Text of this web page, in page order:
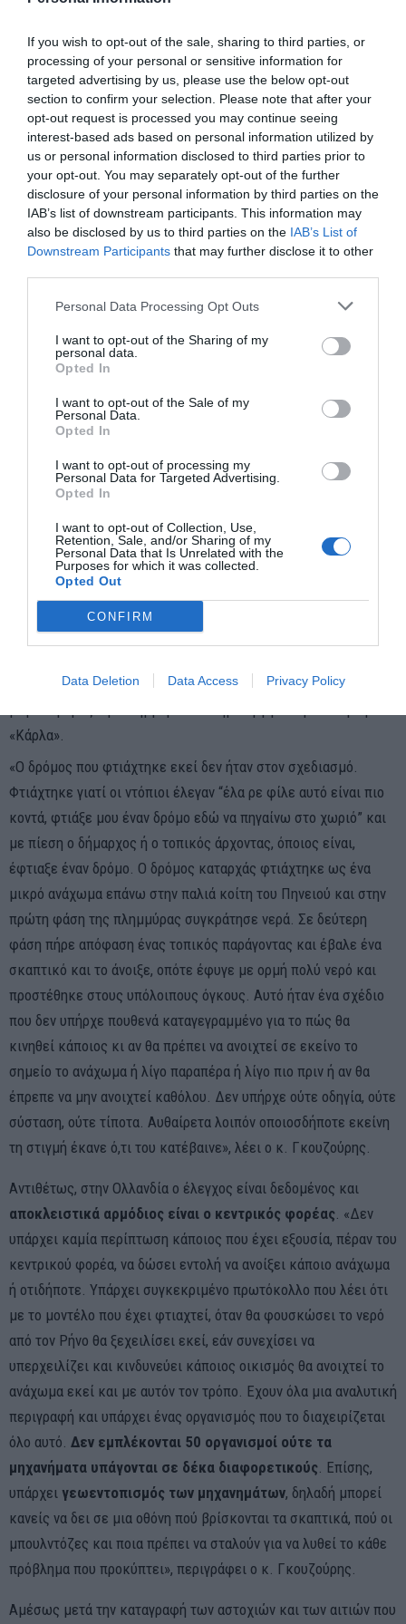
If you wish to opt-out of the sale, sharing to third parties, or
processing of your personal or sensitive information for
targeted advertising by us, please use the below opt-out
section to confirm your selection. Please note that after your
opt-out request is processed you may continue seeing
interest-based ads based on personal information utilized by
us or personal information disclosed to third parties prior to
your opt-out. You may separately opt-out of the further
disclosure of your personal information by third parties on the
IAB’s list of downstream participants. This information may
also be disclosed by us to third parties on the IAB’s List of
Downstream Participants that may further disclose it to other
Personal Data Processing Opt Outs
I want to opt-out of the Sharing of my
personal data.
Opted In
I want to opt-out of the Sale of my
Personal Data.
Opted In
I want to opt-out of processing my
Personal Data for Targeted Advertising.
Opted In
I want to opt-out of Collection, Use,
Retention, Sale, and/or Sharing of my
Personal Data that Is Unrelated with the
Purposes for which it was collected.
Opted Out
CONFIRM
Data Deletion Data Access Privacy Policy
Το μοντέλο αυτό είναι ξένο για την Ολλανδία όπου, όπως εξηγεί,
υπάρχει ένας κεντρικός φορέας, ο οποίος είναι πάνω από
όλες τις τοπικές εξουσίες και έχει ξεκάθαρα τη διαχείριση
υδάτων, υπάγεται σε ένα συγκεκριμένο υπουργείο και υπάρχει
ένα συγκεκριμένο πρωτόκολλο δράσεων. Κάπως έτσι
αποφεύγονται αυθαίρετες κατασκευές, όπως ο δρόμος δίπλα
στονυδατοφράχτη της Γυρτώνης.
ΟΛΛΑΝΔΊΑ ΚΆΠΟΙΟΣ ΠΟΥ ΈΧΕΙ ΕΞΟΥΣΊΑ,
ΕΝΤΟΛΉ ΝΑ ΑΝΟΊΞΕΙ ΚΆΠΟΙΟ ΑΝΆΧΩΜΑ Ή Ο
ΤΙΔΉΠΟΤΕ. ΥΠΆΡΧΕΙ ΣΥΓΚΕΚΡΙΜΈΝΟ Π
ΡΩΤΌΚΟΛΛΟ».
Η ζημιά γύρω από το φράγμα της Γυρτώνης προκάλεσε κατά
«Κάρλα».
«Ο δρόμος που φτιάχτηκε εκεί δεν ήταν στον σχεδιασμό.
Φτιάχτηκε γιατί οι ντόπιοι έλεγαν “έλα ρε φίλε αυτό είναι πιο
κοντά, φτιάξε μου έναν δρόμο εδώ να πηγαίνω στο χωριό” και
με πίεση ο δήμαρχος ή ο τοπικός άρχοντας, όποιος είναι,
έφτιαξε έναν δρόμο. Ο δρόμος καταρχάς φτιάχτηκε ως ένα
μικρό ανάχωμα επάνω στην παλιά κοίτη του Πηνειού και στην
πρώτη φάση της πλημμύρας συγκράτησε νερά. Σε δεύτερη
φάση πήρε απόφαση ένας τοπικός παράγοντας και έβαλε ένα
σκαπτικό και το άνοιξε, οπότε έφυγε με ορμή πολύ νερό και
προστέθηκε στους υπόλοιπους όγκους. Αυτό ήταν ένα σχέδιο
που δεν υπήρχε πουθενά καταγεγραμμένο για το πώς θα
κινηθεί κάποιος κι αν θα πρέπει να ανοιχτεί σε εκείνο το
σημείο το ανάχωμα ή λίγο παραπέρα ή λίγο πιο πριν ή αν θα
έπρεπε να μην ανοιχτεί καθόλου. Δεν υπήρχε ούτε οδηγία, ούτε
σύσταση, ούτε τίποτα. Αυθαίρετα λοιπόν οποιοσδήποτε εκείνη
τη στιγμή έκανε ό,τι του κατέβαινε», λέει ο κ. Γκουζούρης.
Αντιθέτως, στην Ολλανδία ο έλεγχος είναι δεδομένος και
αποκλειστικά αρμόδιος είναι ο κεντρικός φορέας. «Δεν
υπάρχει καμία περίπτωση κάποιος που έχει εξουσία, πέραν του
κεντρικού φορέα, να δώσει εντολή να ανοίξει κάποιο ανάχωμα
ή οτιδήποτε. Υπάρχει συγκεκριμένο πρωτόκολλο που λέει ότι
με το μοντέλο που έχει φτιαχτεί, όταν θα φουσκώσει το νερό
από τον Ρήνο θα ξεχειλίσει εκεί, εάν συνεχίσει να
υπερχειλίζει και κινδυνεύει κάποιος οικισμός θα ανοιχτεί το
ανάχωμα εκεί και με αυτόν τον τρόπο. Εχουν όλα μια αναλυτική
περιγραφή και υπάρχει ένας οργανισμός που το διαχειρίζεται
όλο αυτό. Δεν εμπλέκονται 50 οργανισμοί ούτε τα
μηχανήματα υπάγονται σε δέκα διαφορετικούς. Επίσης,
υπάρχει γεωεντοπισμός των μηχανημάτων, δηλαδή μπορεί
κανείς να δει σε μια οθόνη πού βρίσκονται τα σκαπτικά, πού οι
μπουλντόζες και ποια πρέπει να σταλούν για να λυθεί το κάθε
πρόβλημα που προκύπτει», περιγράφει ο κ. Γκουζούρης.
Αμέσως μετά την καταγραφή των αστοχιών και των αιτιών που